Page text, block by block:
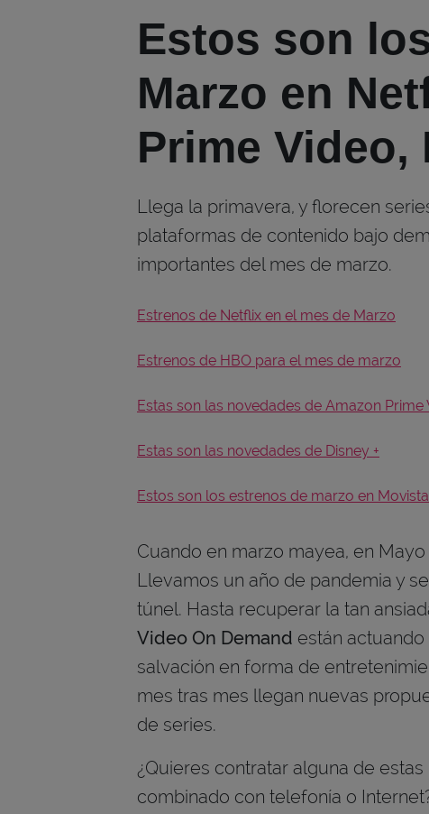
Estos son
Marzo en
Prime Video,
Llega la primavera, y florecen
plataformas de contenido bajo
importantes del mes de marzo.
Estrenos de Netflix en el mes de Marzo
Estrenos de HBO para el mes de marzo
Estas son las novedades de Amazon Prime
Estas son las novedades de Disney +
Estos son los estrenos de marzo en
Cuando en marzo mayea, en
Llevamos un año de pandemia y
túnel. Hasta recuperar la tan
Video On Demand están
salvación en forma de
mes tras mes llegan nuevas
de series.
¿Quieres contratar alguna de
combinado con telefonía o